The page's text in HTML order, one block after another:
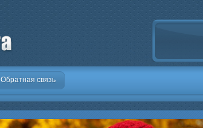
Обратная связь